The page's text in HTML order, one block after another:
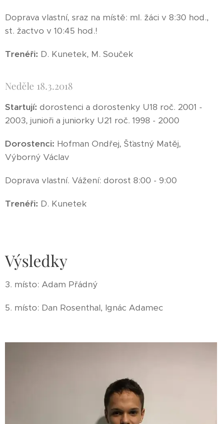
Doprava vlastní, sraz na místě: ml. žáci v 8:30 hod.,
st. žactvo v 10:45 hod.!
Trenéři: D. Kunetek, M. Souček
Neděle 18.3.2018
Startují: dorostenci a dorostenky U18 roč. 2001 -
2003, junioři a juniorky U21 roč. 1998 - 2000
Dorostenci: Hofman Ondřej, Šťastný Matěj,
Výborný Václav
Doprava vlastní. Vážení: dorost 8:00 - 9:00
Trenéři: D. Kunetek
Výsledky
3. místo: Adam Přádný
5. místo: Dan Rosenthal, Ignác Adamec